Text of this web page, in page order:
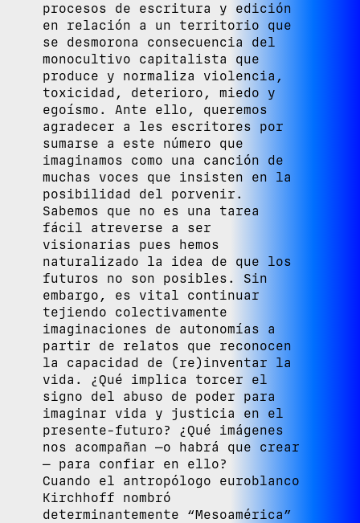
procesos de escritura y edición
en relación a un territorio que
se desmorona consecuencia del
monocultivo capitalista que
produce y normaliza violencia,
toxicidad, deterioro, miedo y
egoísmo. Ante ello, queremos
agradecer a les escritores por
sumarse a este número que
imaginamos como una canción de
muchas voces que insisten en la
posibilidad del porvenir.
Sabemos que no es una tarea
fácil atreverse a ser
visionarias pues hemos
naturalizado la idea de que los
futuros no son posibles. Sin
embargo, es vital continuar
tejiendo colectivamente
imaginaciones de autonomías a
partir de relatos que reconocen
la capacidad de (re)inventar la
vida. ¿Qué implica torcer el
signo del abuso de poder para
imaginar vida y justicia en el
presente-futuro? ¿Qué imágenes
nos acompañan —o habrá que crear
— para confiar en ello?
Cuando el antropólogo euroblanco
Kirchhoff nombró
determinantemente “Mesoamérica”